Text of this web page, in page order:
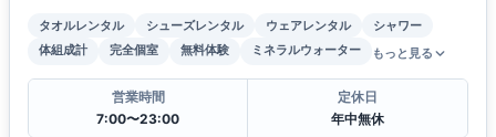
タオルレンタル シューズレンタル ウェアレンタル
シャワー
体組成計
完全個室 無料体験 ミネラルウォーター もっと見る
営業時間
7:00〜23:00
定休日
年中無休